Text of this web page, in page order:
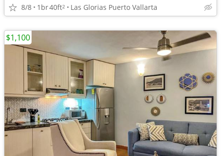
8/8 1br40ft2 Las Glorias Puerto Vallarta
$1,100